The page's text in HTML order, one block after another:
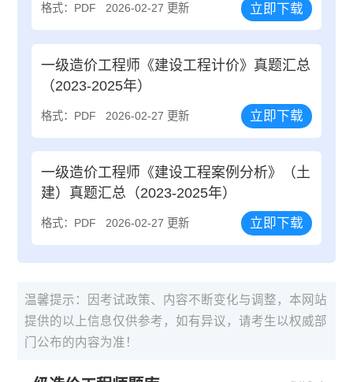
格式：PDF 2026-02-27 更新 立即下载
一级造价工程师《建设工程计价》真题汇总
（2023-2025年）
格式：PDF 2026-02-27 更新 立即下载
一级造价工程师《建设工程案例分析》（土
建）真题汇总（2023-2025年）
格式：PDF 2026-02-27 更新 立即下载
温馨提示：因考试政策、内容不断变化与调整，本网站
提供的以上信息仅供参考，如有异议，请考生以权威部
门公布的内容为准！